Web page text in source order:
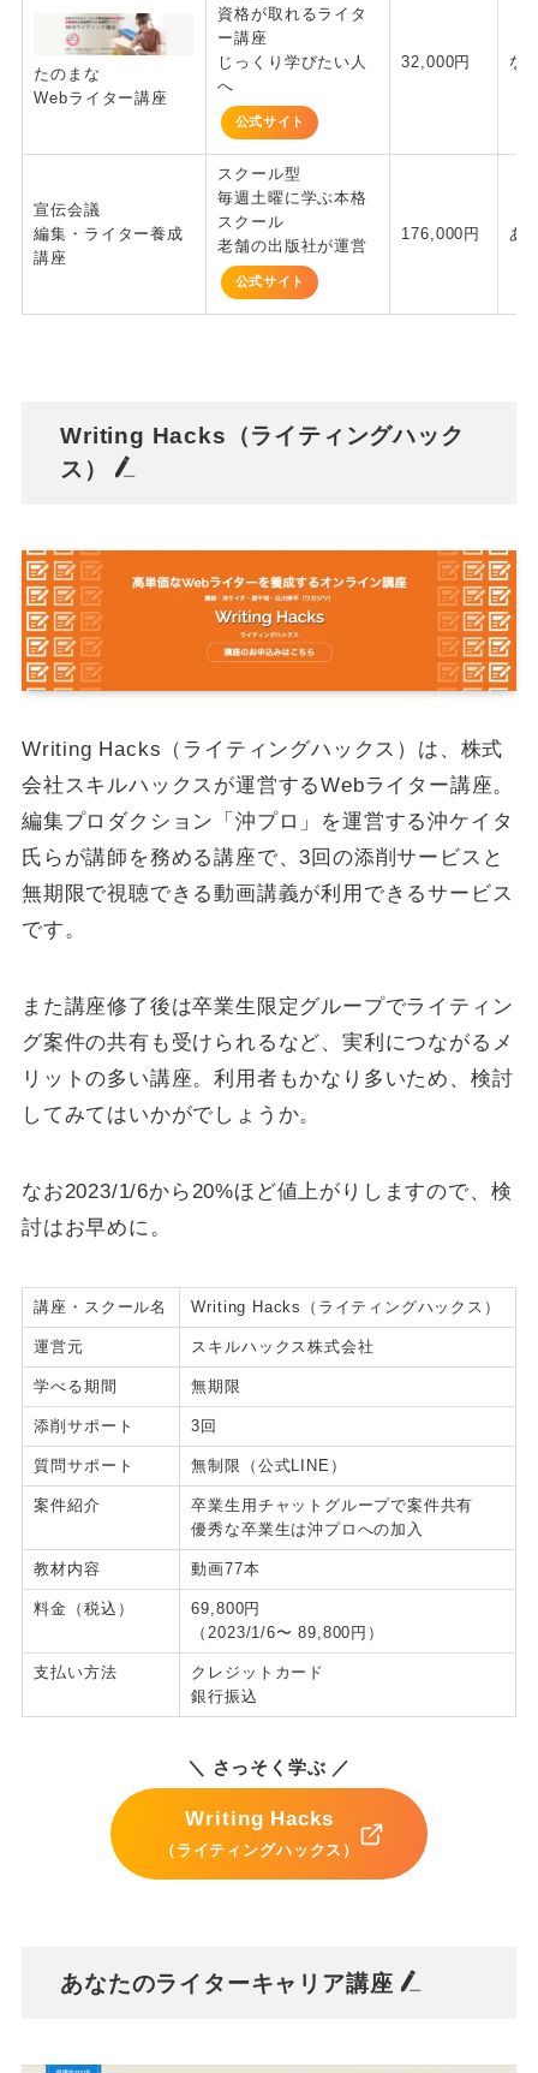
たのまな
Webライター講座
資格が取れるライタ
ー講座
じっくり学びたい人
へ
公式サイト
32,000円 な
宣伝会議
編集・ライター養成
講座
スクール型
毎週土曜に学ぶ本格
スクール
老舗の出版社が運営
公式サイト
176,000円 あ
Writing Hacks（ライティングハック
ス）
Writing Hacks（ライティングハックス）は、株式
会社スキルハックスが運営するWebライター講座。
編集プロダクション「沖プロ」を運営する沖ケイタ
氏らが講師を務める講座で、3回の添削サービスと
無期限で視聴できる動画講義が利用できるサービス
です。
また講座修了後は卒業生限定グループでライティン
グ案件の共有も受けられるなど、実利につながるメ
リットの多い講座。利用者もかなり多いため、検討
してみてはいかがでしょうか。
なお2023/1/6から20%ほど値上がりしますので、検
討はお早めに。
講座・スクール名 Writing Hacks（ライティングハックス）
運営元 スキルハックス株式会社
学べる期間 無期限
添削サポート 3回
質問サポート 無制限（公式LINE）
案件紹介
卒業生用チャットグループで案件共有
優秀な卒業生は沖プロへの加入
教材内容 動画77本
料金（税込）
69,800円
（2023/1/6〜 89,800円）
支払い方法
クレジットカード
銀行振込
＼ さっそく学ぶ ／
Writing Hacks
（ライティングハックス）
あなたのライターキャリア講座